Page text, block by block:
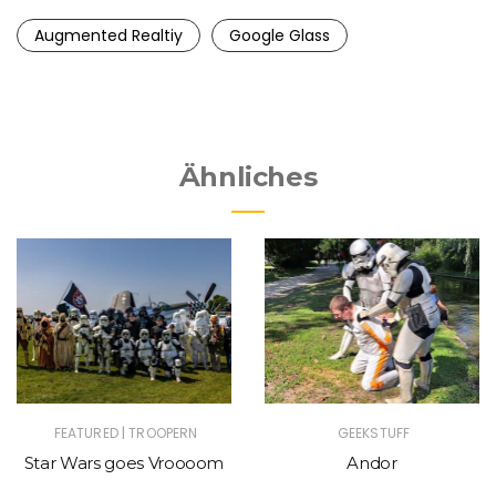
Augmented Realtiy Google Glass
Ähnliches
FEATURED | TROOPERN
Star Wars goes Vroooom
GEEKSTUFF
Andor